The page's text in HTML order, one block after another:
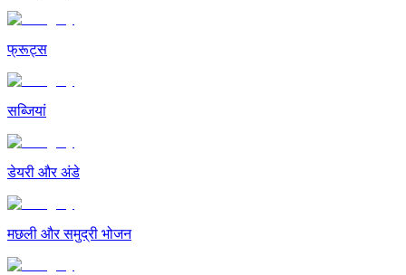
फ्रूट्स
सब्जियां
डेयरी और अंडे
मछली और समुद्री भोजन